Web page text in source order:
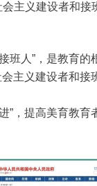
主义建设者和接
班人”，是教育的
主义建设者和
”，提高美育教